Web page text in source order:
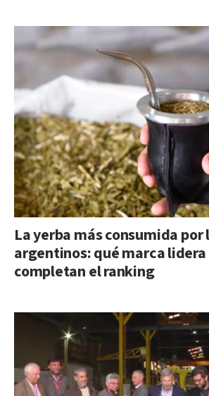
La yerba más consumida por
argentinos: qué marca lidera
completan el ranking